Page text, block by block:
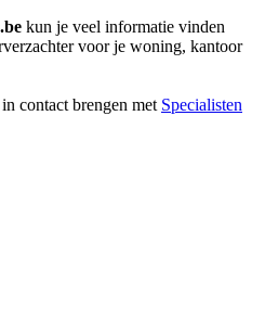
kun je veel informatie vinden
voor je woning, kantoor
contact brengen met Specialisten